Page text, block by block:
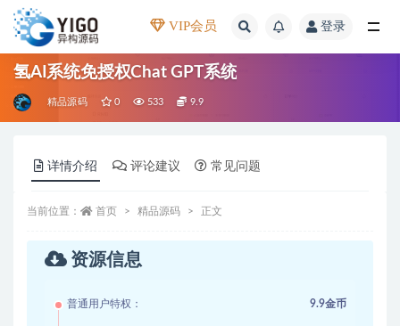
VIP会员 登录
氢AI系统免授权Chat GPT系统
精品源码 0 533 9.9
详情介绍 评论建议 常见问题
当前位置： 首页 精品源码 正文
资源信息
普通用户特权： 9.9金币
全部